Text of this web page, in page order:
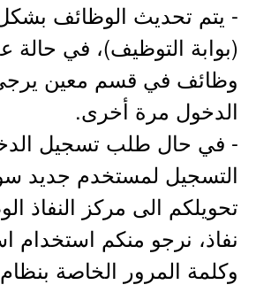
- يتم تحديث الوظائف
(بوابة التوظيف)، في حالة
وظائف في قسم معين
الدخول مرة أخرى.
- في حال طلب تسجيل
التسجيل لمستخدم جديد
تحويلكم الى مركز النفاذ
نفاذ، نرجو منكم استخدام
وكلمة المرور الخاصة